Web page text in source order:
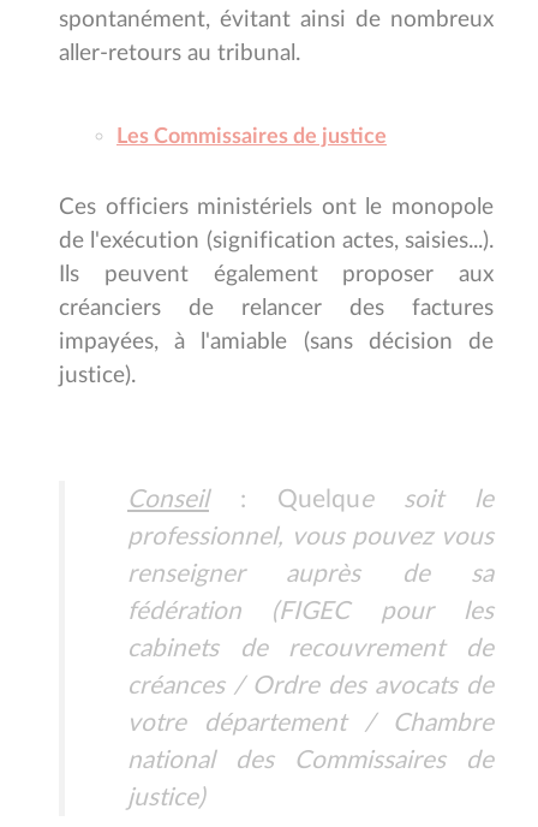
spontanément, évitant ainsi de nombreux
aller-retours au tribunal.
Les Commissaires de justice
Ces officiers ministériels ont le monopole
de l'exécution (signification actes, saisies...).
Ils peuvent également proposer aux
créanciers de relancer des factures
impayées, à l'amiable (sans décision de
justice).
Conseil: Quelque soit le
professionnel, vous pouvez vous
renseigner auprès de sa
fédération (FIGEC
pour les
cabinets de recouvrement de
créances / Ordre des avocats de
votre département / Chambre
national des Commissaires de
justice)